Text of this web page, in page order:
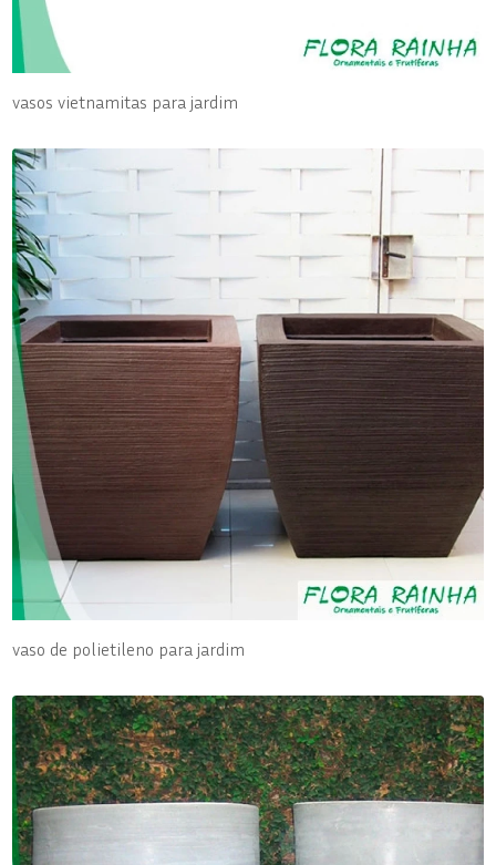
vasos vietnamitas para jardim
vaso de polietileno para jardim